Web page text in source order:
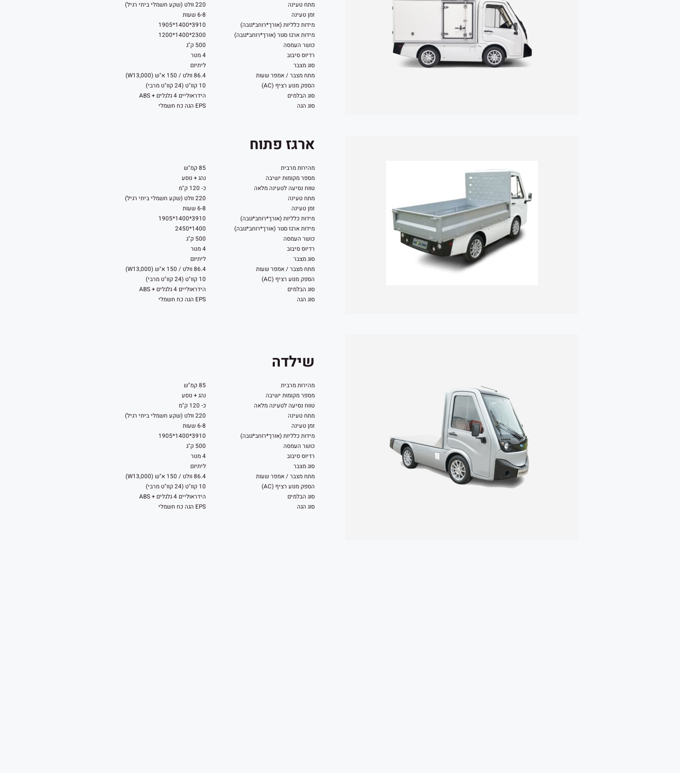
מתח טעינה
זמן טעינה
מידות כלליות (אורך*רוחב*גובה)
מידות ארגז סגור (אורך*רוחב*גובה)
כושר העמסה
רדיוס סיבוב
סוג מצבר
מתח מצבר / אמפר שעות
הספק מנוע רציף (AC)
סוג הבלמים
סוג הגה
220 וולט (שקע חשמלי ביתי רגיל)
6-8 שעות
3910*1400*1905
2300*1400*1200
500 ק"ג
4 מטר
ליתיום
86.4 וולט / 150 א"ש (W13,000)
10 קוו"ט (24 קוו"ט מרבי)
הידראוליים 4 גלגלים + ABS
EPS הגה כח חשמלי
ארגז פתוח
מהירות מרבית
מספר מקומות ישיבה
טווח נסיעה לטעינה מלאה
מתח טעינה
זמן טעינה
מידות כלליות (אורך*רוחב*גובה)
מידות ארגז סגור (אורך*רוחב*גובה)
כושר העמסה
רדיוס סיבוב
סוג מצבר
מתח מצבר / אמפר שעות
הספק מנוע רציף (AC)
סוג הבלמים
סוג הגה
85 קמ"ש
נהג + נוסע
כ- 120 ק"מ
220 וולט (שקע חשמלי ביתי רגיל)
6-8 שעות
3910*1400*1905
1400*2450
500 ק"ג
4 מטר
ליתיום
86.4 וולט / 150 א"ש (W13,000)
10 קוו"ט (24 קוו"ט מרבי)
הידראוליים 4 גלגלים + ABS
EPS הגה כח חשמלי
שילדה
מהירות מרבית
מספר מקומות ישיבה
טווח נסיעה לטעינה מלאה
מתח טעינה
זמן טעינה
מידות כלליות (אורך*רוחב*גובה)
כושר העמסה
רדיוס סיבוב
סוג מצבר
מתח מצבר / אמפר שעות
הספק מנוע רציף (AC)
סוג הבלמים
סוג הגה
85 קמ"ש
נהג + נוסע
כ- 120 ק"מ
220 וולט (שקע חשמלי ביתי רגיל)
6-8 שעות
3910*1400*1905
500 ק"ג
4 מטר
ליתיום
86.4 וולט / 150 א"ש (W13,000)
10 קוו"ט (24 קוו"ט מרבי)
הידראוליים 4 גלגלים + ABS
EPS הגה כח חשמלי